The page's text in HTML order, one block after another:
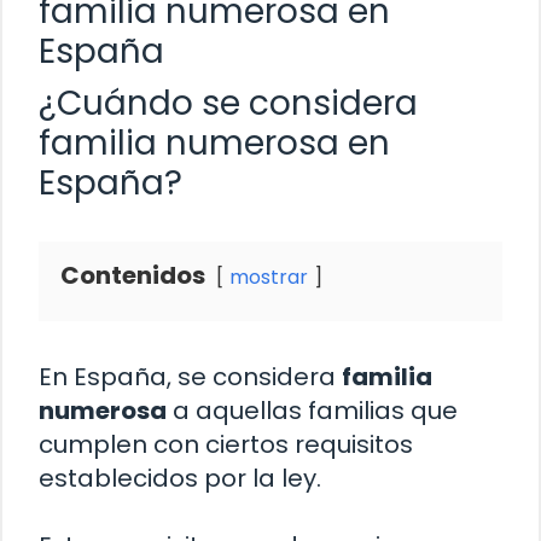
familia numerosa en
España
¿Cuándo se considera
familia numerosa en
España?
Contenidos mostrar
En España, se considera familia
numerosa a aquellas familias que
cumplen con ciertos requisitos
establecidos por la ley.